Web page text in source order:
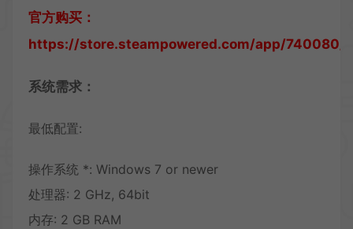
官方购买：
https://store.steampowered.com/app/740080/
系统需求：
最低配置:
操作系统 *: Windows 7 or newer
处理器: 2 GHz, 64bit
内存: 2 GB RAM